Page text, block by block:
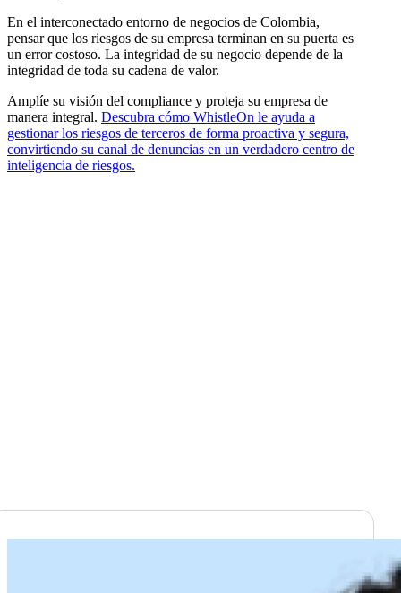
En el interconectado entorno de negocios de Colombia,
pensar que los riesgos de su empresa terminan en su puerta es
un error costoso. La integridad de su negocio depende de la
integridad de toda su cadena de valor.
Amplíe su visión del compliance y proteja su empresa de
manera integral. Descubra cómo WhistleOn le ayuda a
gestionar los riesgos de terceros de forma proactiva y segura,
convirtiendo su canal de denuncias en un verdadero centro de
inteligencia de riesgos.